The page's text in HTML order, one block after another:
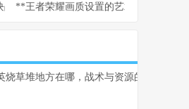
战场火力美学，副标题，当红石科技邂逅
**王者荣耀画质设置的艺术，副标题为
烧草堆地方在哪，战术与资源的深度解析